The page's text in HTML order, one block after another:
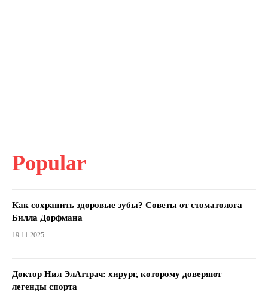
Popular
Как сохранить здоровые зубы? Советы от стоматолога
Билла Дорфмана
19.11.2025
Доктор Нил ЭлАттрач: хирург, которому доверяют
легенды спорта